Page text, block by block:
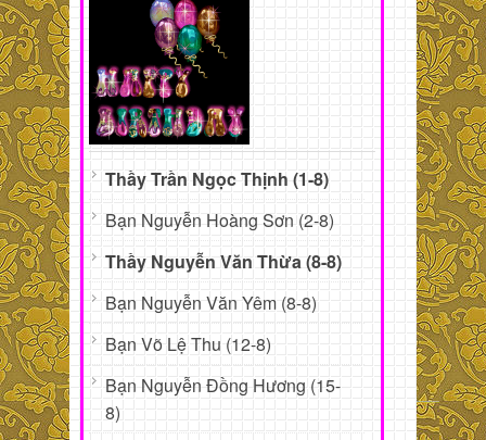
Thầy Trần Ngọc Thịnh (1-8)
Bạn Nguyễn Hoàng Sơn (2-8)
Thầy Nguyễn Văn Thừa (8-8)
Bạn Nguyễn Văn Yêm (8-8)
Bạn Võ Lệ Thu (12-8)
Bạn Nguyễn Đồng Hương (15-
8)